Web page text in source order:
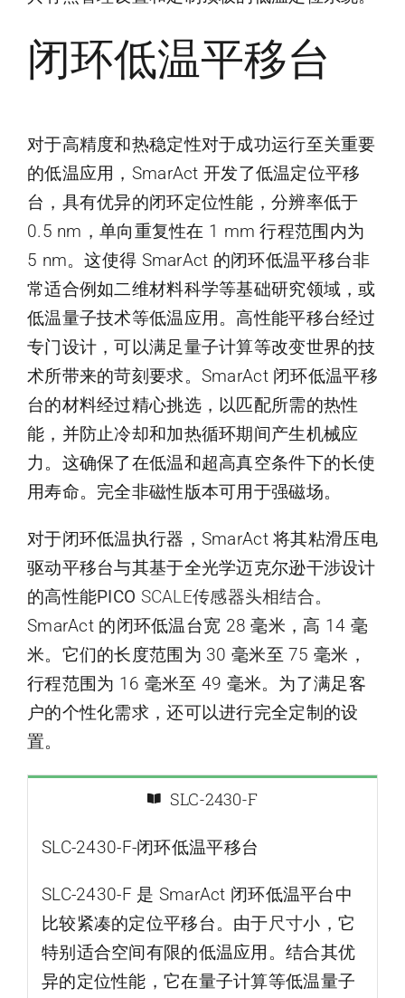
闭环低温平移台
对于高精度和热稳定性对于成功运行至关重要
的低温应用，SmarAct 开发了低温定位平移
台，具有优异的闭环定位性能，分辨率低于
0.5 nm，单向重复性在 1 mm 行程范围内为
5 nm。这使得 SmarAct 的闭环低温平移台非
常适合例如二维材料科学等基础研究领域，或
低温量子技术等低温应用。高性能平移台经过
专门设计，可以满足量子计算等改变世界的技
术所带来的苛刻要求。SmarAct 闭环低温平移
台的材料经过精心挑选，以匹配所需的热性
能，并防止冷却和加热循环期间产生机械应
力。这确保了在低温和超高真空条件下的长使
用寿命。完全非磁性版本可用于强磁场。
对于闭环低温执行器，SmarAct 将其粘滑压电
驱动平移台与其基于全光学迈克尔逊干涉设计
的高性能PICO SCALE传感器头相结合。
SmarAct 的闭环低温台宽 28 毫米，高 14 毫
米。它们的长度范围为 30 毫米至 75 毫米，
行程范围为 16 毫米至 49 毫米。为了满足客
户的个性化需求，还可以进行完全定制的设
置。
SLC-2430-F
SLC-2430-F-闭环低温平移台
SLC-2430-F 是 SmarAct 闭环低温平台中
比较紧凑的定位平移台。由于尺寸小，它
特别适合空间有限的低温应用。结合其优
异的定位性能，它在量子计算等低温量子